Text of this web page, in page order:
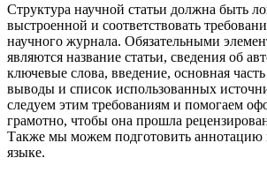
Структура научной статьи должна быть
выстроенной и соответствовать
научного журнала. Обязательными
являются название статьи, сведения об
ключевые слова, введение, основная
выводы и список использованных
следуем этим требованиям и помогаем
грамотно, чтобы она прошла
Также мы можем подготовить аннотацию
языке.